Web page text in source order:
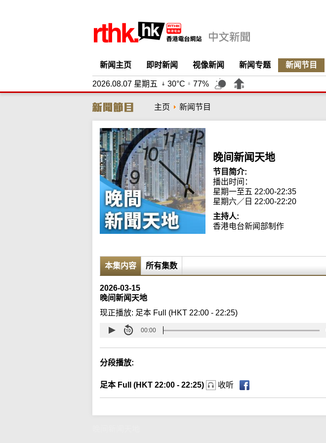
新闻主页 即时新闻 视像新闻 新闻专题 新闻节目
2026.08.07 星期五 30°C 77%
主页 新闻节目
晚间新闻天地
节目简介:
播出时间：
星期一至五 22:00-22:35
星期六／日 22:00-22:20
主持人:
香港电台新闻部制作
本集内容 所有集数
2026-03-15
晚间新闻天地
现正播放: 足本 Full (HKT 22:00 - 22:25)
00:00
分段播放:
足本 Full (HKT 22:00 - 22:25) 收听